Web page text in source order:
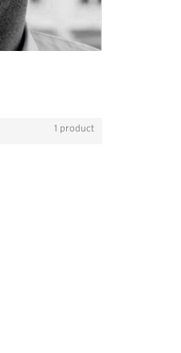
1 product